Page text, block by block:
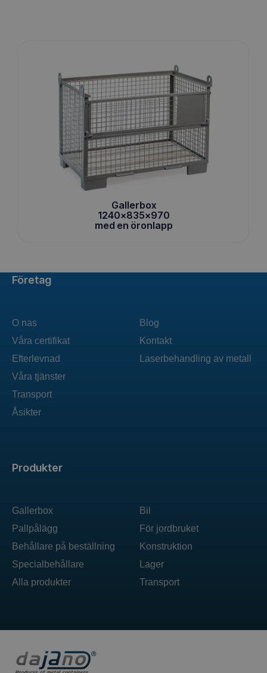
Gallerbox
1240x835x970
med en öronlapp
Produkter
Gallerbox
Pallpålägg
Behållare på beställning
Specialbehållare
Alla produkter
Bil
För jordbruket
Konstruktion
Lager
Transport
Företag
O nas
Våra certifikat
Efterlevnad
Våra tjänster
Transport
Åsikter
Blog
Kontakt
Laserbehandling av metall